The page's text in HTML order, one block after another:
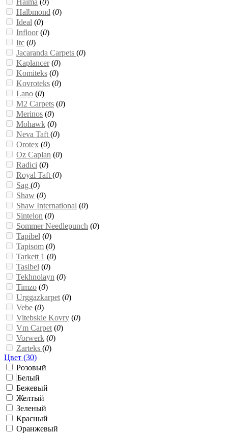
Haima (0)
Halbmond (0)
Ideal (0)
Infloor(0)
Itc (0)
Jacaranda Carpets (0)
Kaplancer(0)
Komiteks (0)
Kovroteks (0)
Lano (0)
M2 Carpets (0)
Merinos (0)
Mohawk (0)
Neva Taft (0)
Orotex (0)
Oz Caplan (0)
Radici (0)
Royal Taft (0)
Sag (0)
Shaw (0)
Shaw International (0)
Sintelon (0)
Sommer Needlepunch (0)
Tapibel (0)
Tapisom (0)
Tarkett 1 (0)
Tasibel (0)
Tekhnolayn (0)
Timzo (0)
Urggazkarpet (0)
Vebe (0)
Vitebskie Kovry (0)
Vm Carpet (0)
Vorwerk (0)
Zarteks (0)
Цвет (30)
Розовый
Белый
Бежевый
Желтый
Зеленый
Красный
Оранжевый